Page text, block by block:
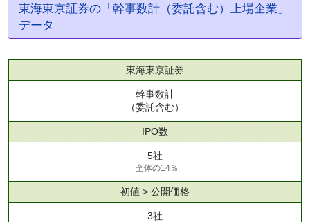
東海東京証券の「幹事数計（委託含む）上場企業」
データ
東海東京証券
幹事数計
（委託含む）
IPO数
5社
全体の14％
初値 > 公開価格
3社